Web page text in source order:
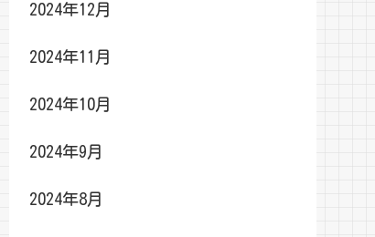
2024年12月
2024年11月
2024年10月
2024年9月
2024年8月